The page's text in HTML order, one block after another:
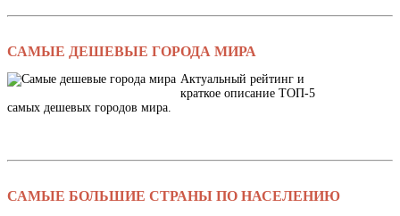
САМЫЕ ДЕШЕВЫЕ ГОРОДА МИРА
Актуальный рейтинг и
краткое описание ТОП-5
самых дешевых городов мира.
САМЫЕ БОЛЬШИЕ СТРАНЫ ПО НАСЕЛЕНИЮ